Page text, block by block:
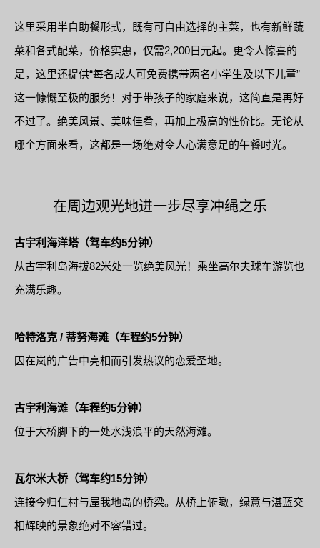
这里采用半自助餐形式，既有可自由选择的主菜，也有新鲜蔬
菜和各式配菜，价格实惠，仅需2,200日元起。更令人惊喜的
是，这里还提供“每名成人可免费携带两名小学生及以下儿童”
这一慷慨至极的服务！对于带孩子的家庭来说，这简直是再好
不过了。绝美风景、美味佳肴，再加上极高的性价比。无论从
哪个方面来看，这都是一场绝对令人心满意足的午餐时光。
在周边观光地进一步尽享冲绳之乐
古宇利海洋塔（驾车约5分钟）
从古宇利岛海拔82米处一览绝美风光！乘坐高尔夫球车游览也
充满乐趣。
哈特洛克 / 蒂努海滩（车程约5分钟）
因在岚的广告中亮相而引发热议的恋爱圣地。
古宇利海滩（车程约5分钟）
位于大桥脚下的一处水浅浪平的天然海滩。
瓦尔米大桥（驾车约15分钟）
连接今归仁村与屋我地岛的桥梁。从桥上俯瞰，绿意与湛蓝交
相辉映的景象绝对不容错过。